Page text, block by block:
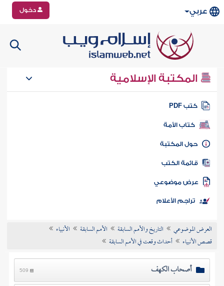
عربي دخول
المكتبة الإسلامية
كتب PDF
كتاب الأمة
المكتبة
الكتب
موضوعي
تراجم الأعلام
العرض الموضوعي التاريخ والأمم السابقة الأمم السابقة
الأنبياء
قصص الأنبياء
أحداث وقعت في الأمم السابقة
أصحاب الكهف 509